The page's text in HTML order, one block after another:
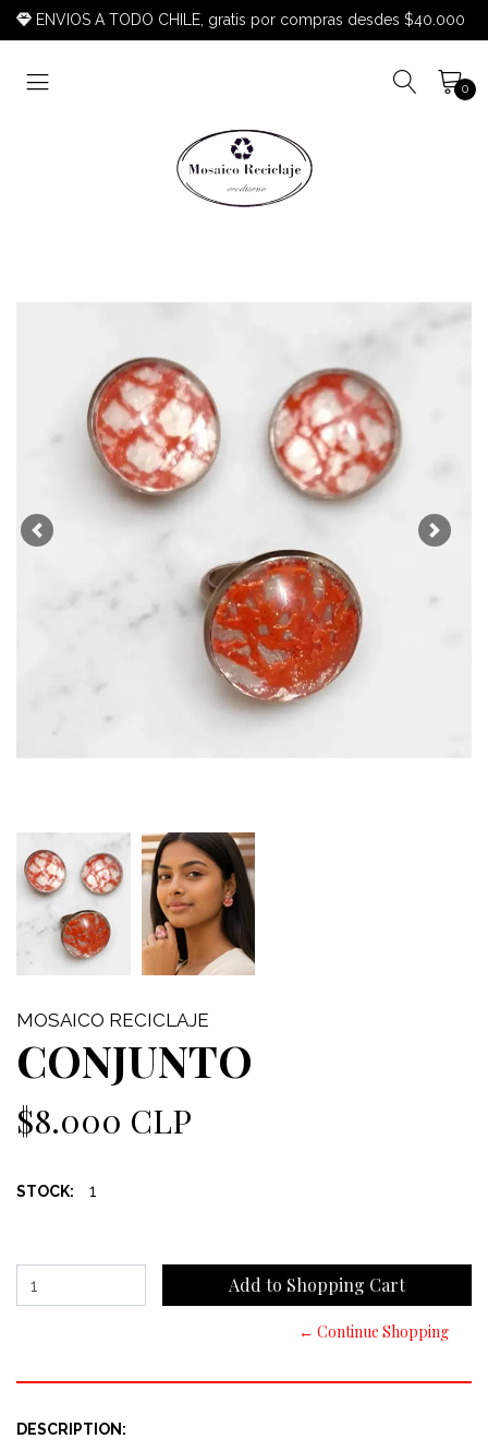
ENVIOS A TODO CHILE, gratis por compras desdes $40.000
0
Previous Next
MOSAICO RECICLAJE
CONJUNTO
$8.000 CLP
STOCK: 1
← Continue Shopping
DESCRIPTION: